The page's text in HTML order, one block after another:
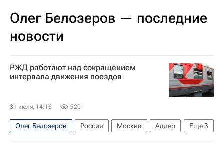
Олег Белозеров — последние
новости
РЖД работают над сокращением
интервала движения поездов
31 июля, 14:16 920
Еще3
Олег Белозеров Россия Москва
Адлер
Владимир Путин
РЖД Экономика